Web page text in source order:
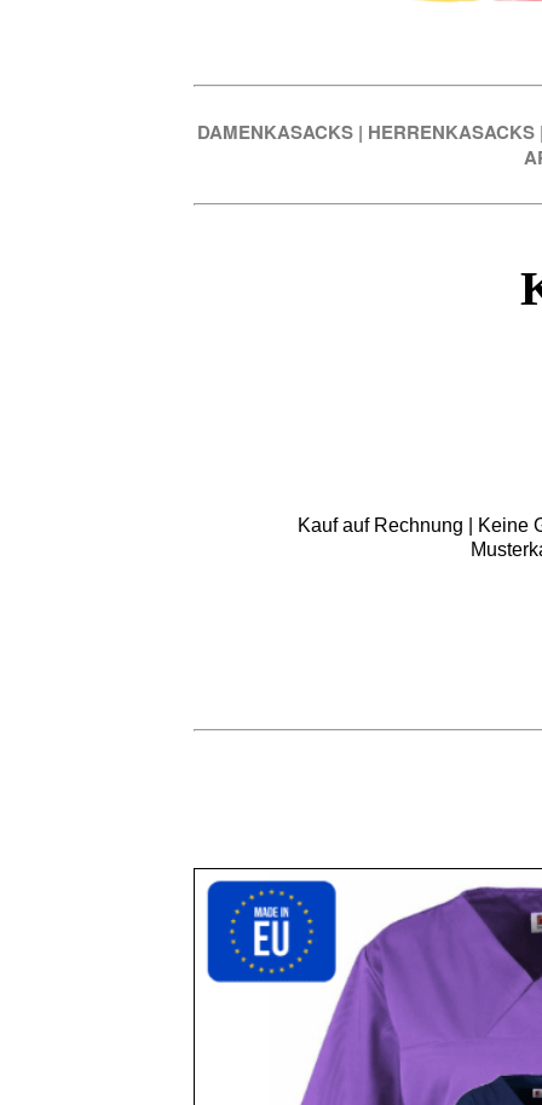
DAMENKASACKS | HERRENKASACKS
Kauf auf Rechnung | Keine